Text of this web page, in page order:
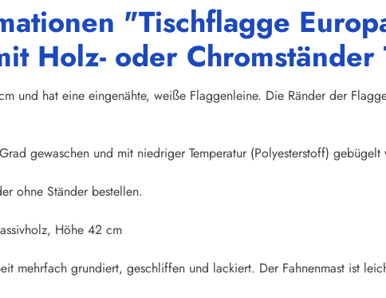
"Tischflagge
Holz- oder Chromständer
und hat eine eingenähte, weiße Flaggenleine. Die Ränder der
gewaschen und mit niedriger Temperatur (Polyesterstoff) gebügelt
ohne Ständer bestellen.
Höhe 42 cm
mehrfach grundiert, geschliffen und lackiert. Der Fahnenmast ist